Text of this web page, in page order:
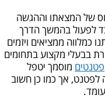
של המצאתו וההגשה
לפעול בהמשך הדרך
כמלווה ממציאים ויזמים
בבעלי מקצוע בתחומים
פטנטים מוסמך יטפל
לפטנט, אך כמו כן חשוב